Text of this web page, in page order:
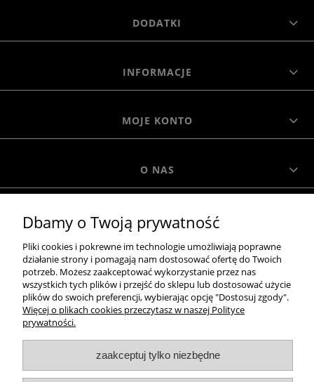
DODATKI
INFORMACJE
MOJE KONTO
O NAS
MOROWO
WSZELKIE PRAWA ZASTRZEŻONE MOROWO © 2018
realizacja:
pokaż pełną wersję strony
Dbamy o Twoją prywatność
Pliki cookies i pokrewne im technologie umożliwiają poprawne
działanie strony i pomagają nam dostosować ofertę do Twoich
potrzeb. Możesz zaakceptować wykorzystanie przez nas
wszystkich tych plików i przejść do sklepu lub dostosować użycie
plików do swoich preferencji, wybierając opcję "Dostosuj zgody".
Więcej o plikach cookies przeczytasz w naszej Polityce
prywatności.
zaakceptuj tylko niezbędne